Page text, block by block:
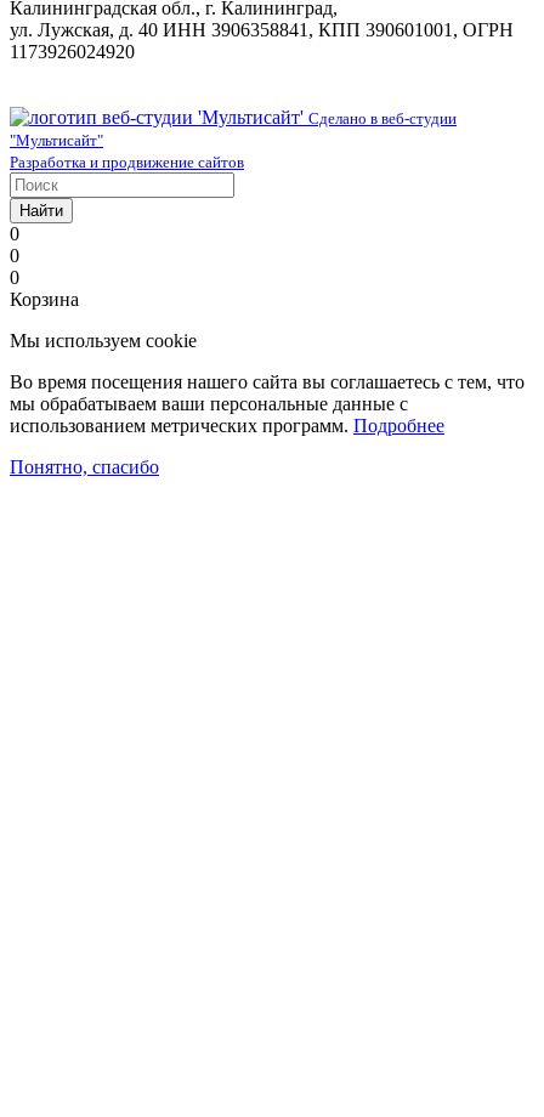
Калининградская обл., г. Калининград,
ул. Лужская, д. 40 ИНН 3906358841, КПП 390601001, ОГРН
1173926024920
Сделано в веб-студии
"Мультисайт"
Разработка и продвижение сайтов
Найти
0
0
0
Корзина
Мы используем cookie
Во время посещения нашего сайта вы соглашаетесь с тем, что
мы обрабатываем ваши персональные данные с
использованием метрических программ. Подробнее
Понятно, спасибо